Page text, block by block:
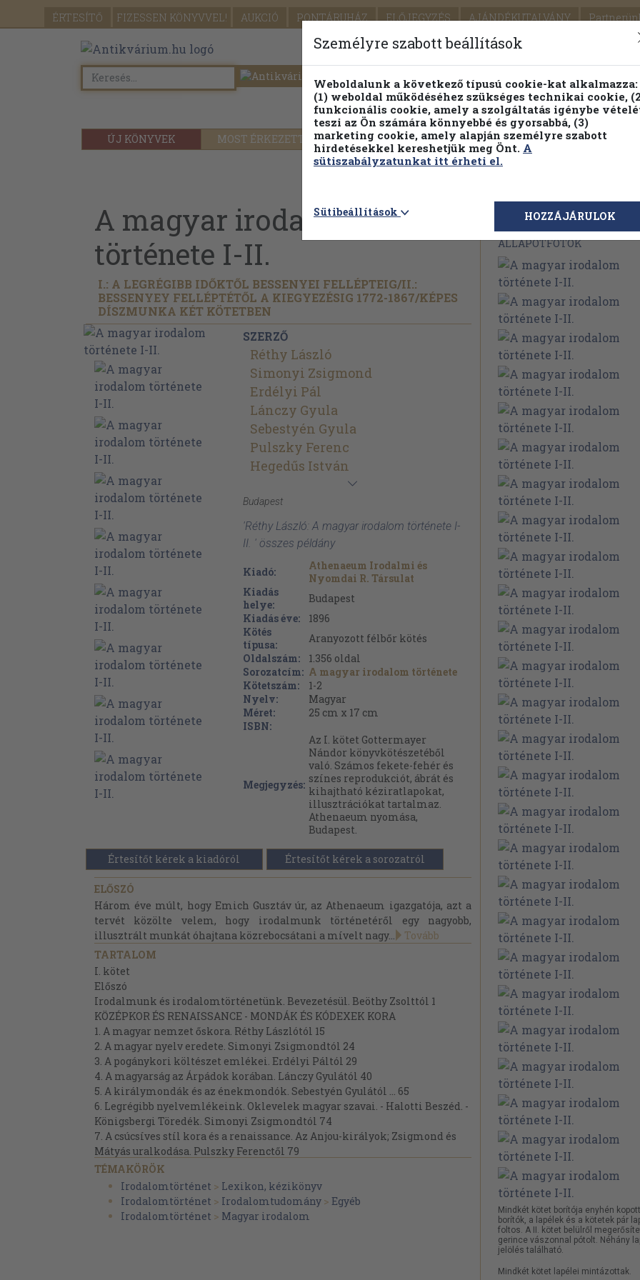
ÉRTESÍTŐ FIZESSEN KÖNYVVEL! AUKCIÓ PONTÁRUHÁZ ELŐJEGYZÉS AJÁNDÉKUTALVÁNY
SEGÍTSÉG
ÚJ KÖNYVEK MOST ÉRKEZETT PILLANATNYI ÁRAINK FENNTARTHATÓ
Részletes kereső Témaköri fa
A magyar irodalom
története I-II.
I.: A LEGRÉGIBB IDŐKTŐL BESSENYEI FELLÉPTEIG/II.:
BESSENYEY FELLÉPTÉTŐL A KIEGYEZÉSIG 1772-1867/KÉPES
DÍSZMUNKA KÉT KÖTETBEN
SZERZŐ
Réthy László
Simonyi Zsigmond
Erdélyi Pál
Lánczy Gyula
Sebestyén Gyula
Pulszky Ferenc
Hegedűs István
Budapest
'Réthy László: A magyar irodalom története I-
II. ' összes példány
Kiadó:
Athenaeum Irodalmi és
Nyomdai R. Társulat
Kiadás
helye:
Budapest
Kiadás éve:
1896
Kötés
típusa:
Aranyozott félbőr kötés
Oldalszám:
1.356 oldal
Sorozatcím: A magyar irodalom története
Kötetszám:
1-2
Nyelv:
Magyar
Méret:
25 cm x 17 cm
ISBN:
Megjegyzés:
Az I. kötet Gottermayer
Nándor könyvkötészetéből
való. Számos fekete-fehér és
színes reprodukciót, ábrát és
kihajtható kéziratlapokat,
illusztrációkat tartalmaz.
Athenaeum nyomása,
Budapest.
Értesítőt kérek a kiadóról Értesítőt kérek a sorozatról
ELŐSZÓ
Három éve múlt, hogy Emich Gusztáv úr, az Athenaeum igazgatója, azt a
tervét közölte velem, hogy irodalmunk történetéről egy nagyobb,
illusztrált munkát óhajtana közrebocsátani a mívelt nagy...
Tovább
TARTALOM
I. kötet
Előszó
Irodalmunk és irodalomtörténetünk. Bevezetésül. Beöthy Zsolttól 1
KÖZÉPKOR ÉS RENAISSANCE - MONDÁK ÉS KÓDEXEK KORA
1. A magyar nemzet őskora. Réthy Lászlótól 15
2. A magyar nyelv eredete. Simonyi Zsigmondtól 24
3. A pogánykori költészet emlékei. Erdélyi Páltól 29
4. A magyarság az Árpádok korában. Lánczy Gyulától 40
5. A királymondák és az énekmondók. Sebestyén Gyulától ... 65
6. Legrégibb nyelvemlékeink. Oklevelek magyar szavai. - Halotti Beszéd. -
Königsbergi Töredék. Simonyi Zsigmondtól 74
7. A csúcsíves stíl kora és a renaissance. Az Anjou-királyok; Zsigmond és
Mátyás uralkodása. Pulszky Ferenctől 79
8. Janus Pannonius és a humanisták. Hegedűs Istvántól 90
9. Középkori könyvtáraink és a Corvina. Sebestyén Gyulától 101
10. Középkori költészetünk. I. Legendák és egyházi énekek. II. Világi
költészet.
TÉMAKÖRÖK
Irodalomtörténet > Lexikon, kézikönyv
Irodalomtörténet > Irodalomtudomány > Egyéb
Irodalomtörténet > Magyar irodalom
Megvásárolható
ÁLLAPOTFOTÓK
Mindkét kötet borítója enyhén
borítók, a lapélek és a kötetek pár
foltos. A II. kötet belülről
gerince vászonnal pótolt. Néhány
jelölés található.
Mindkét kötet lapélei mintázottak.
Személyre szabott beállítások
Weboldalunk a következő típusú cookie-kat alkalmazza:
(1) weboldal működéséhez szükséges technikai cookie,
funkcionális cookie, amely a szolgáltatás igénybe
teszi az Ön számára könnyebbé és gyorsabbá, (3)
marketing cookie, amely alapján személyre szabott
hirdetésekkel kereshetjük meg Önt. A
sütiszabályzatunkat itt érheti el.
Sütibeállítások HOZZÁJÁRULOK